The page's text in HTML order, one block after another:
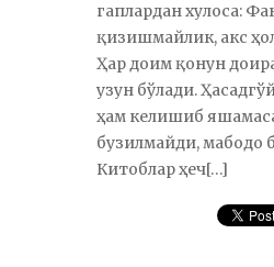
гаплардан хулоса:
қизишмайлик, акс
Ҳар доим қонун
узун бўлади.
ҳам келишиб
бузилмайди, мабодо
Китоблар ҳеч[…]